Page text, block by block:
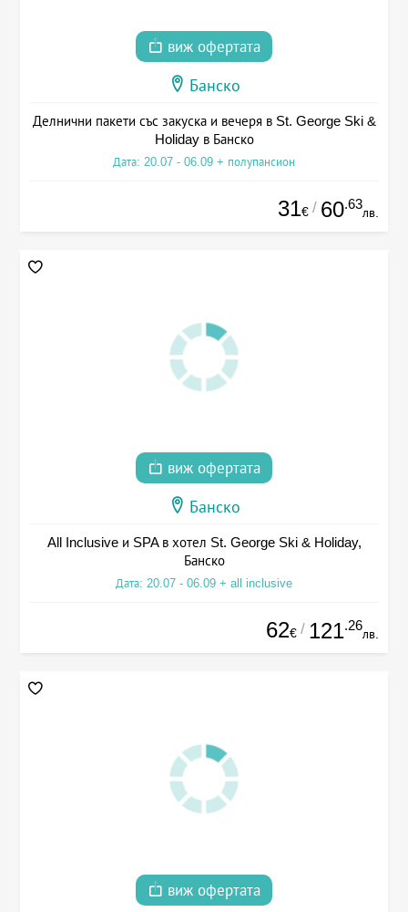
виж офертата
Банско
Делнични пакети със закуска и вечеря в St. George Ski &
Holiday в Банско
Дата: 20.07 - 06.09 + полупансион
31€ / 60.63
лв.
виж офертата
Банско
All Inclusive и SPA в хотел St. George Ski & Holiday,
Банско
Дата: 20.07 - 06.09 + all inclusive
62€ / 121.26
лв.
виж офертата